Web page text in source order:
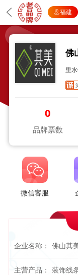
福建
佛
里
0
品牌票数
微信客服
企业名称： 佛山其
主营产品： 装饰线